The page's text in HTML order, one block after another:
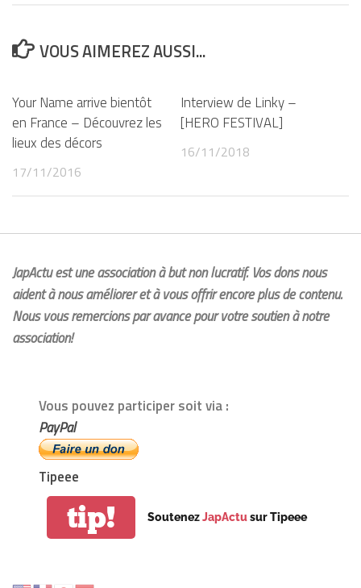
VOUS AIMEREZ AUSSI...
Your Name arrive bientôt
en France – Découvrez les
lieux des décors
17/11/2016
Interview de Linky –
[HERO FESTIVAL]
16/11/2018
JapActu est une association à but non lucratif. Vos dons nous
aident à nous améliorer et à vous offrir encore plus de contenu.
Nous vous remercions par avance pour votre soutien à notre
association!
Vous pouvez participer soit via :
PayPal
Tipeee
tip! SoutenezJapActusur Tipeee